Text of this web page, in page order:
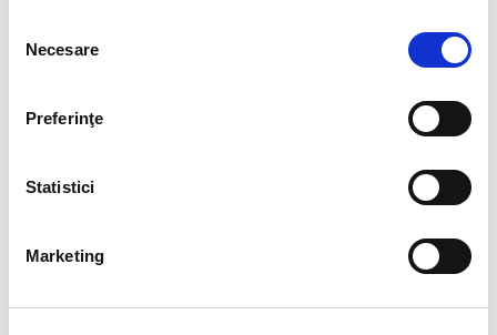
consimțământului
Necesare
Preferinţe
Statistici
Marketing
5. Student BODRUG Anghelina
1. Prof.univ.dr.ing. ANDRAȘ Andrei – președinte
4. Conf.univ.dr.ing. UȚU Ilie
6. Student ȘOLDEA Nicolae-Adrian
D. Comisia pentru relațiile cu mediile academic și